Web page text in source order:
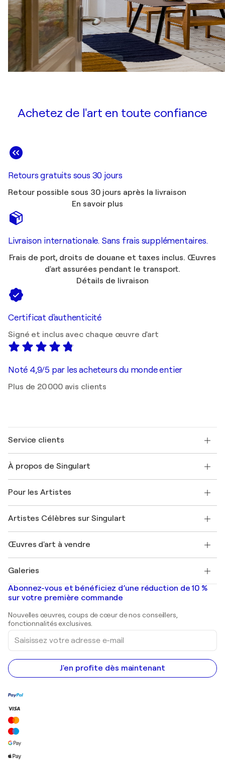
Achetez de l'art en toute confiance
Retours gratuits sous 30 jours
Retour possible sous 30 jours après la livraison
En savoir plus
Livraison internationale. Sans frais supplémentaires.
Frais de port, droits de douane et taxes inclus. Œuvres
d'art assurées pendant le transport.
Détails de livraison
Certificat d'authenticité
Signé et inclus avec chaque œuvre d'art
Noté 4,9/5 par les acheteurs du monde entier
Plus de 20 000 avis clients
Service clients
Expédition
Offrir une carte cadeau
Rejoignez notre programme commercial
Mon compte
+33 1 76 44 06 42
À propos de Singulart
FAQ
Magazine Singulart
Emplois
Découvrez une sélection d'art original
Pour les Artistes
Se connecter en tant qu'Artiste
Artistes Célèbres sur Singulart
Marc Chagall
Banksy
Mr. Brainwash
Shepard Fairey
Œuvres d'art à vendre
Tableaux abstraits à vendre
Peintures de paysage
Estampes
Peintures acryliques
Galeries
Galeries d'art en France
Galeries d'art en Belgique
Abonnez-vous et bénéficiez d’une réduction de 10 %
sur votre première commande
Nouvelles œuvres, coups de cœur de nos conseillers,
fonctionnalités exclusives.
Saisissez
votre
adresse
e-
mail
J'en profite dès maintenant